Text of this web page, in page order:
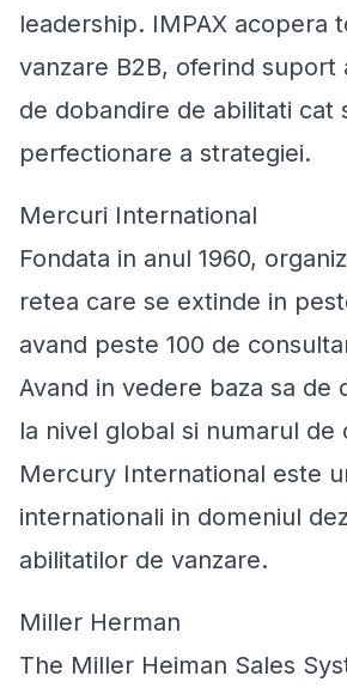
leadership. IMPAX acopera
vanzare B2B, oferind suport
de dobandire de abilitati cat
perfectionare a strategiei.
Mercuri International
Fondata in anul 1960,
retea care se extinde in
avand peste 100 de
Avand in vedere baza sa de
la nivel global si numarul de
Mercury International este
internationali in domeniul
abilitatilor de vanzare.
Miller Herman
The Miller Heiman Sales